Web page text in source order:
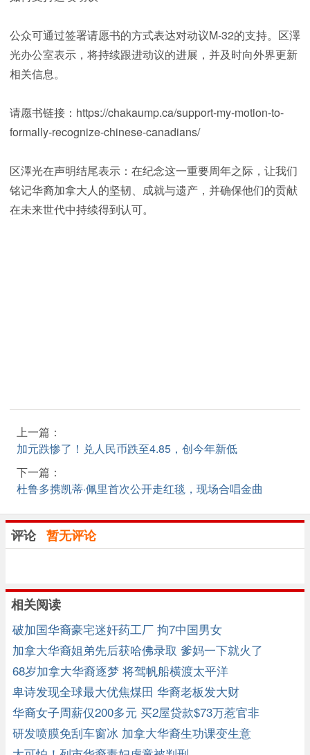
公众可通过签署请愿书的方式表达对动议M-32的支持。区澤
光办公室表示，将持续跟进动议的进展，并及时向外界更新
相关信息。
请愿书链接：https://chakaump.ca/support-my-motion-to-
formally-recognize-chinese-canadians/
区澤光在声明结尾表示：在纪念这一重要周年之际，让我们
铭记华裔加拿大人的坚韧、成就与遗产，并确保他们的贡献
在未来世代中持续得到认可。
上一篇：
加元跌惨了！兑人民币跌至4.85，创今年新低
下一篇：
杜鲁多携凯蒂·佩里首次公开走红毯，现场合唱金曲
评论 暂无评论
相关阅读
破加国华裔豪宅迷奸药工厂 拘7中国男女
加拿大华裔姐弟先后获哈佛录取 爹妈一下就火了
68岁加拿大华裔逐梦 将驾帆船横渡太平洋
卑诗发现全球最大优焦煤田 华裔老板发大财
华裔女子周薪仅200多元 买2屋贷款$73万惹官非
研发喷膜免刮车窗冰 加拿大华裔生功课变生意